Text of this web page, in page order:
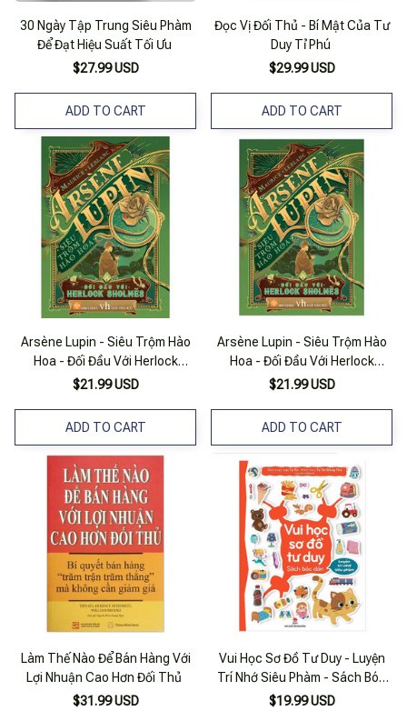
30 Ngày Tập Trung Siêu Phàm
Để Đạt Hiệu Suất Tối Ưu
$27.99 USD
ADD TO CART
Đọc Vị Đối Thủ - Bí Mật Của Tư
Duy Tỉ Phú
$29.99 USD
ADD TO CART
Arsène Lupin - Siêu Trộm Hào
Hoa - Đối Đầu Với Herlock
Sholmès
$21.99 USD
ADD TO CART
Arsène Lupin - Siêu Trộm Hào
Hoa - Đối Đầu Với Herlock
Sholmès
$21.99 USD
ADD TO CART
Làm Thế Nào Để Bán Hàng Với
Lợi Nhuận Cao Hơn Đối Thủ
$31.99 USD
Vui Học Sơ Đồ Tư Duy - Luyện
Trí Nhớ Siêu Phàm - Sách Bóc
Dán
$19.99 USD